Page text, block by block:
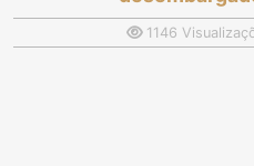
1146